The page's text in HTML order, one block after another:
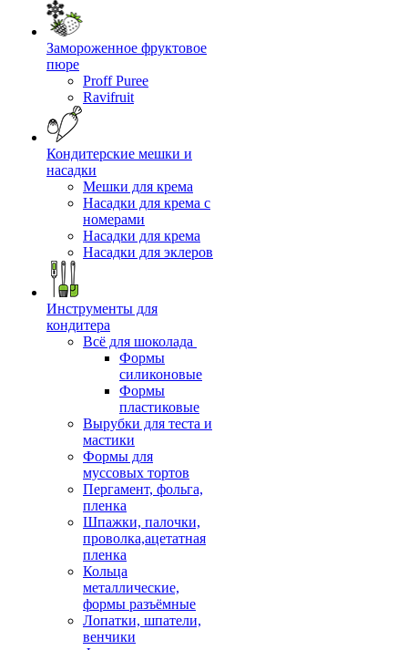
Замороженное фруктовое
пюре
Proff Puree
Ravifruit
Кондитерские мешки и
насадки
Мешки для крема
Насадки для крема с
номерами
Насадки для крема
Насадки для эклеров
Инструменты для
кондитера
Всё для шоколада
Формы
силиконовые
Формы
пластиковые
Вырубки для теста и
мастики
Формы для
муссовых тортов
Пергамент, фольга,
пленка
Шпажки, палочки,
проволка,ацетатная
пленка
Кольца
металлические,
формы разъёмные
Лопатки, шпатели,
венчики